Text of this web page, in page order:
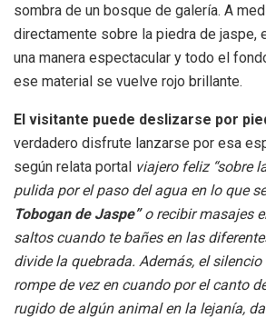
sombra de un bosque de galería. A
directamente sobre la piedra de jaspe,
una manera espectacular y todo el
ese material se vuelve rojo brillante.
El visitante puede deslizarse por
verdadero disfrute lanzarse por esa
según relata portal viajero feliz “sobre
pulida por el paso del agua en lo que
Tobogan de Jaspe”o recibir masajes
saltos cuando te bañes en las
divide la quebrada. Además, el silencio
rompe de vez en cuando por el canto
rugido de algún animal en la lejanía,